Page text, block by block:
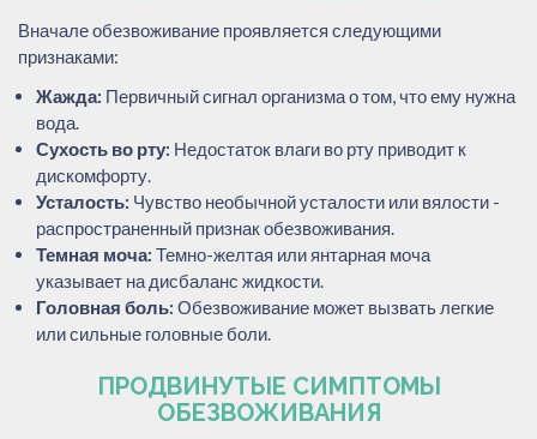
Вначале обезвоживание проявляется следующими
признаками:
Жажда: Первичный сигнал организма о том, что ему нужна
вода.
Сухость во рту: Недостаток влаги во рту приводит к
дискомфорту.
Усталость: Чувство необычной усталости или вялости -
распространенный признак обезвоживания.
Темная моча: Темно-желтая или янтарная моча
указывает на дисбаланс жидкости.
Головная боль: Обезвоживание может вызвать легкие
или сильные головные боли.
ПРОДВИНУТЫЕ СИМПТОМЫ
ОБЕЗВОЖИВАНИЯ